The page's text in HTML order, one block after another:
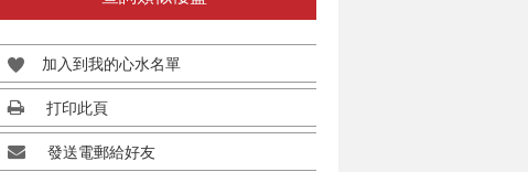
加入到我的心水名單
打印此頁
發送電郵給好友